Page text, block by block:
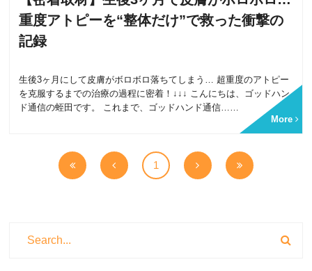
重度アトピーを“整体だけ”で救った衝撃の
記録
生後3ヶ月にして皮膚がボロボロ落ちてしまう… 超重度のアトピー
を克服するまでの治療の過程に密着！↓↓↓ こんにちは、ゴッドハン
ド通信の蛭田です。 これまで、ゴッドハンド通信……
More
1